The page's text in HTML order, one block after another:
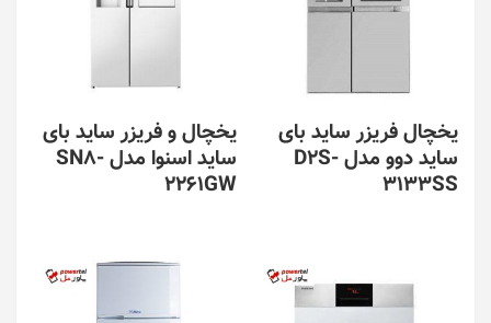
یخچال فریزر ساید بای
ساید دوو مدل D2S-
3133SS
یخچال و فریزر ساید بای
ساید اسنوا مدل SN8-
2261GW